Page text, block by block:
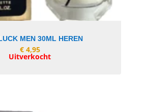
In Winkelwagen
MEN 30ML HEREN
€4,95
Uitverkocht